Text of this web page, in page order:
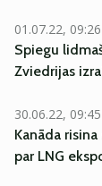
01.07.22, 09:26
Spiegu
Zviedrijas
30.06.22, 09:45
Kanāda
par LNG